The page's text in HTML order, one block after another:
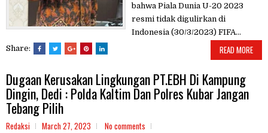
bahwa Piala Dunia U-20 2023
resmi tidak digulirkan di
Indonesia (30/3/2023) FIFA...
Share:
READ MORE
Dugaan Kerusakan Lingkungan PT.EBH Di Kampung
Dingin, Dedi : Polda Kaltim Dan Polres Kubar Jangan
Tebang Pilih
Redaksi March 27, 2023 No comments